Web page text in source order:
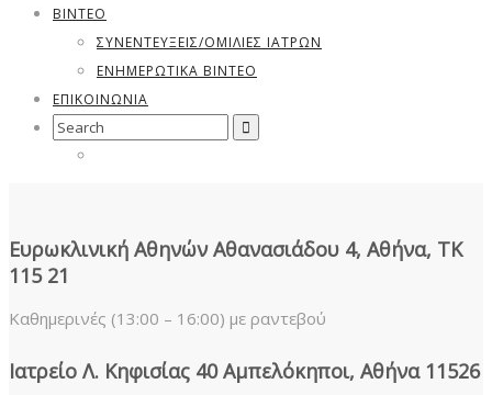
ΒΊΝΤΕΟ
ΣΥΝΕΝΤΕΎΞΕΙΣ/ΟΜΙΛΊΕΣ ΙΑΤΡΏΝ
ΕΝΗΜΕΡΩΤΙΚΆ ΒΊΝΤΕΟ
ΕΠΙΚΟΙΝΩΝΙΑ
Search
Ευρωκλινική Αθηνών Αθανασιάδου 4, Αθήνα, ΤΚ
115 21
Καθημερινές (13:00 – 16:00) με ραντεβού
Ιατρείο Λ. Κηφισίας 40 Αμπελόκηποι, Αθήνα 11526